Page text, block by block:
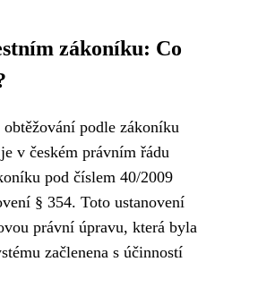
zákoníku: Co
podle zákoníku
v českém právním řádu
pod číslem 40/2009
§ 354. Toto ustanovení
právní úpravu, která byla
začlenena s účinností